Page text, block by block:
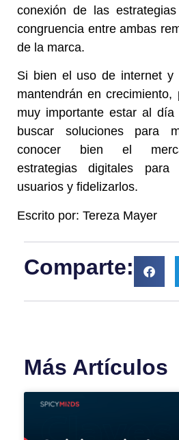
conexión de las
congruencia entre ambas
de la marca.
Si bien el uso de internet y
mantendrán en
muy importante estar al día
buscar soluciones para
conocer bien el
estrategias digitales
usuarios y fidelizarlos.
Escrito por: Tereza Mayer
Comparte:
Más Artículos